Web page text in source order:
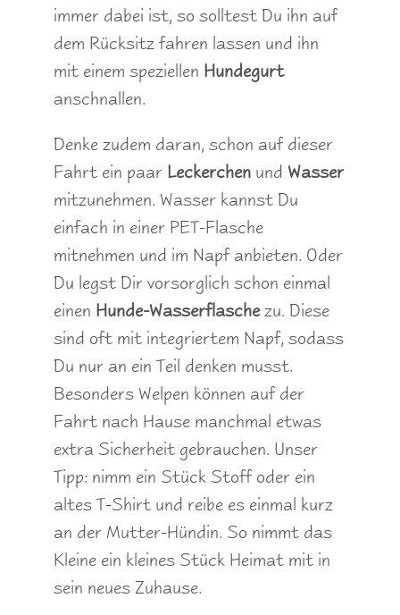
immer dabei ist, so solltest Du ihn auf
dem Rücksitz fahren lassen und ihn
mit einem speziellen Hundegurt
anschnallen.
Denke zudem daran, schon auf dieser
Fahrt ein paar Leckerchen und Wasser
mitzunehmen. Wasser kannst Du
einfach in einer PET-Flasche
mitnehmen und im Napf anbieten. Oder
Du legst Dir vorsorglich schon einmal
einen Hunde-Wasserflaschezu. Diese
sind oft mit integriertem Napf, sodass
Du nur an ein Teil denken musst.
Besonders Welpen können auf der
Fahrt nach Hause manchmal etwas
extra Sicherheit gebrauchen. Unser
Tipp: nimm ein Stück Stoff oder ein
altes T-Shirt und reibe es einmal kurz
an der Mutter-Hündin. So nimmt das
Kleine ein kleines Stück Heimat mit in
sein neues Zuhause.